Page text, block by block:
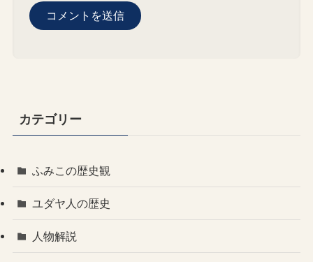
カテゴリー
ふみこの歴史観
ユダヤ人の歴史
人物解説